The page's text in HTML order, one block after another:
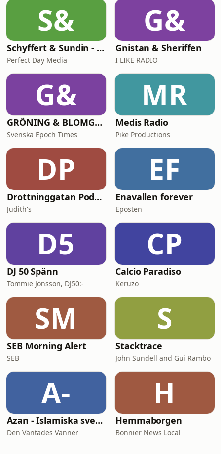
Europa — och tillsammans försöker
de förstå världens största
sporthändelse genom matchern
S&
Schyffert & Sundin - Är det här nåt?
Perfect Day Media
G&
Gnistan & Sheriffen
I LIKE RADIO
G&
GRÖNING & BLOMGREN UTANFÖR
Svenska Epoch Times
MR
Medis Radio
Pike Productions
DP
Drottninggatan Podcast
Judith's
EF
Enavallen forever
Eposten
D5
DJ 50 Spänn
Tommie Jönsson, DJ50:-
CP
Calcio Paradiso
Keruzo
SM
SEB Morning Alert
SEB
S
Stacktrace
John Sundell and Gui Rambo
A-
Azan - Islamiska svenska föreläsningar
Den Väntades Vänner
H
Hemmaborgen
Bonnier News Local